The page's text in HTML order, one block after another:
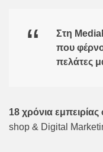
Στη
που
πελάτες
18 χρόνια
shop & Digital